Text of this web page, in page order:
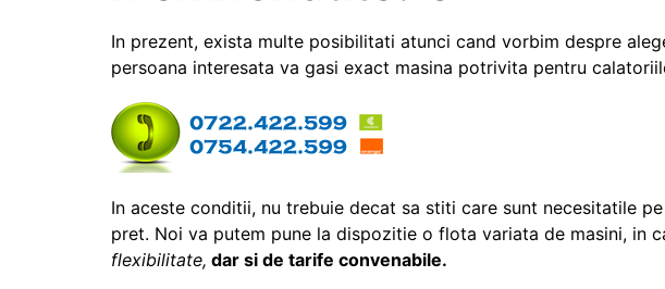
In prezent, exista multe posibilitati atunci cand vorbim despre
persoana interesata va gasi exact masina potrivita pentru
In aceste conditii, nu trebuie decat sa stiti care sunt necesitatile
pret. Noi va putem pune la dispozitie o flota variata de masini, in
flexibilitate, dar si de tarife convenabile.